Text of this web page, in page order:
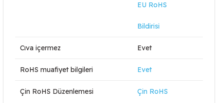
EU RoHS
Bildirisi
Cıva içermez Evet
RoHS muafiyet bilgileri Evet
Çin RoHS Düzenlemesi Çin RoHS